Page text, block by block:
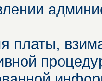
платы,